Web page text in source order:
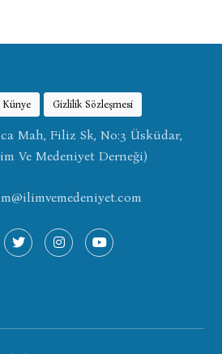
Künye Gizlilik Sözleşmesi
Mah, Filiz Sk, No:3 Üsküdar,
Ve Medeniyet Derneği)